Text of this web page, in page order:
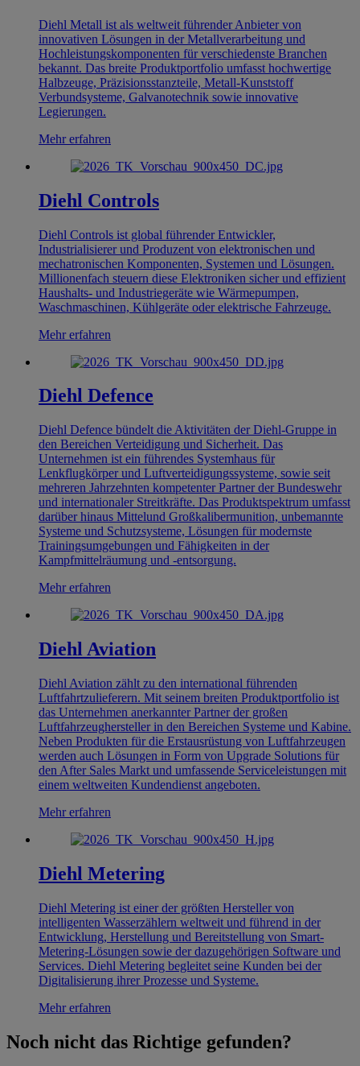
Diehl Metall ist als weltweit führender Anbieter von
innovativen Lösungen in der Metallverarbeitung und
Hochleistungskomponenten für verschiedenste Branchen
bekannt. Das breite Produktportfolio umfasst hochwertige
Halbzeuge, Präzisionsstanzteile, Metall-Kunststoff
Verbundsysteme, Galvanotechnik sowie innovative
Legierungen.
Mehr erfahren
Diehl Controls
Diehl Controls ist global führender Entwickler,
Industrialisierer und Produzent von elektronischen und
mechatronischen Komponenten, Systemen und Lösungen.
Millionenfach steuern diese Elektroniken sicher und effizient
Haushalts- und Industriegeräte wie Wärmepumpen,
Waschmaschinen, Kühlgeräte oder elektrische Fahrzeuge.
Mehr erfahren
Diehl Defence
Diehl Defence bündelt die Aktivitäten der Diehl-Gruppe in
den Bereichen Verteidigung und Sicherheit. Das
Unternehmen ist ein führendes Systemhaus für
Lenkflugkörper und Luftverteidigungssysteme, sowie seit
mehreren Jahrzehnten kompetenter Partner der Bundeswehr
und internationaler Streitkräfte. Das Produktspektrum umfasst
darüber hinaus Mittelund Großkalibermunition, unbemannte
Systeme und Schutzsysteme, Lösungen für modernste
Trainingsumgebungen und Fähigkeiten in der
Kampfmittelräumung und -entsorgung.
Mehr erfahren
Diehl Aviation
Diehl Aviation zählt zu den international führenden
Luftfahrtzulieferern. Mit seinem breiten Produktportfolio ist
das Unternehmen anerkannter Partner der großen
Luftfahrzeughersteller in den Bereichen Systeme und Kabine.
Neben Produkten für die Erstausrüstung von Luftfahrzeugen
werden auch Lösungen in Form von Upgrade Solutions für
den After Sales Markt und umfassende Serviceleistungen mit
einem weltweiten Kundendienst angeboten.
Mehr erfahren
Diehl Metering
Diehl Metering ist einer der größten Hersteller von
intelligenten Wasserzählern weltweit und führend in der
Entwicklung, Herstellung und Bereitstellung von Smart-
Metering-Lösungen sowie der dazugehörigen Software und
Services. Diehl Metering begleitet seine Kunden bei der
Digitalisierung ihrer Prozesse und Systeme.
Mehr erfahren
Noch nicht das Richtige gefunden?